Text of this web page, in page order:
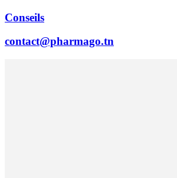
Conseils
contact@pharmago.tn